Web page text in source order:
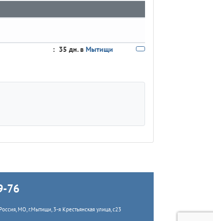
: 35 дн. в Мытищи
76
МО, г.Мытищи, 3-я Крестьянская улица, с23